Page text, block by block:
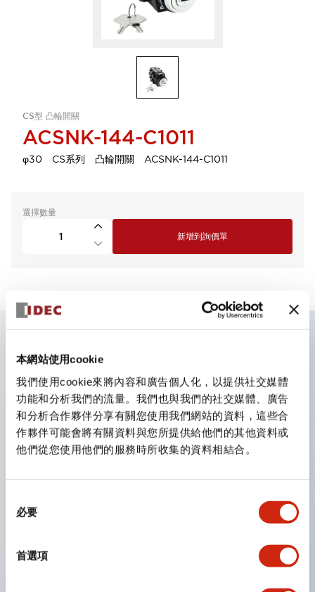
本網站使用cookie
我們使用cookie來將內容和廣告個人化，以提供社交媒體
功能和分析我們的流量。我們也與我們的社交媒體、廣告
和分析合作夥伴分享有關您使用我們網站的資料，這些合
作夥伴可能會將有關資料與您所提供給他們的其他資料或
他們從您使用他們的服務時所收集的資料相結合。
必要
首選項
CS型 凸輪開關
ACSNK-144-C1011
φ30 CS系列 凸輪開關 ACSNK-144-C1011
選擇數量
新增到詢價單
主要特點
CS型凸輪開關是方便用於設備的開關和切換，適用範圍廣
泛的操作開關器。
提供72種標準迴路
透過6種形式與接點模組段數的組合，可實現各種接點構
造。
配備可確認接點狀態的指示燈，並提供手柄操作型、鑰匙
手柄可從6種中選擇